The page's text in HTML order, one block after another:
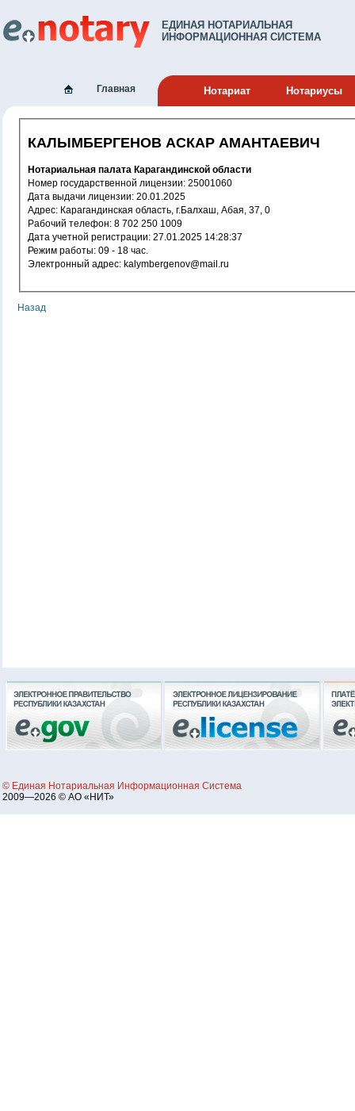
ЕДИНАЯ НОТАРИАЛЬНАЯ
ИНФОРМАЦИОННАЯ СИСТЕМА
Главная Нотариат Нотариусы
КАЛЫМБЕРГЕНОВ АСКАР АМАНТАЕВИЧ
Нотариальная палата Карагандинской области
Номер государственной лицензии: 25001060
Дата выдачи лицензии: 20.01.2025
Адрес: Карагандинская область, г.Балхаш, Абая, 37, 0
Рабочий телефон: 8 702 250 1009
Дата учетной регистрации: 27.01.2025 14:28:37
Режим работы: 09 - 18 час.
Электронный адрес: kalymbergenov@mail.ru
Назад
© Единая Нотариальная Информационная Система
2009—2026 © АО «НИТ»